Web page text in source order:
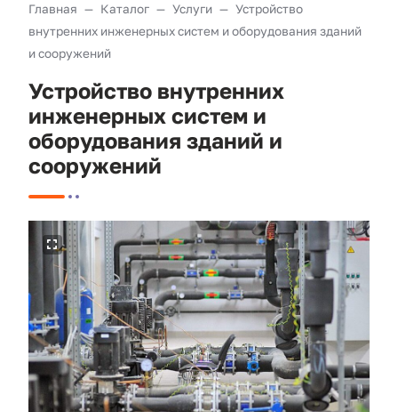
Главная Каталог Услуги
Устройство
внутренних инженерных систем и оборудования зданий
и сооружений
Устройство внутренних
инженерных систем и
оборудования зданий и
сооружений